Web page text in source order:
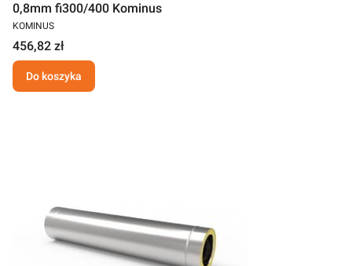
0,8mm fi300/400 Kominus
KOMINUS
456,82 zł
Do koszyka